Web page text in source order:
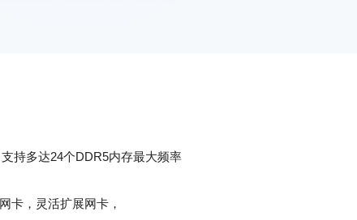
持多达24个DDR5内存最大频率
卡，灵活扩展网卡，